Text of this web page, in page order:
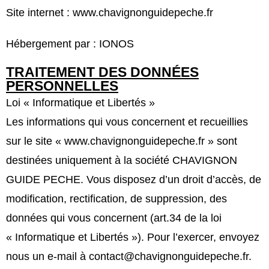
Site internet : www.chavignonguidepeche.fr
Hébergement par : IONOS
TRAITEMENT DES DONNÉES
PERSONNELLES
Loi « Informatique et Libertés »
Les informations qui vous concernent et recueillies
sur le site « www.chavignonguidepeche.fr » sont
destinées uniquement à la société CHAVIGNON
GUIDE PECHE. Vous disposez d’un droit d’accès, de
modification, rectification, de suppression, des
données qui vous concernent (art.34 de la loi
« Informatique et Libertés »). Pour l’exercer, envoyez
nous un e-mail à contact@chavignonguidepeche.fr.